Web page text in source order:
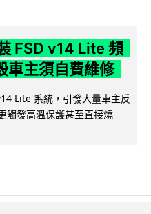
FSD v14 Lite 頻
車主須自費維修
Lite 系統，引發大量車主反
觸發高溫保護甚至直接燒